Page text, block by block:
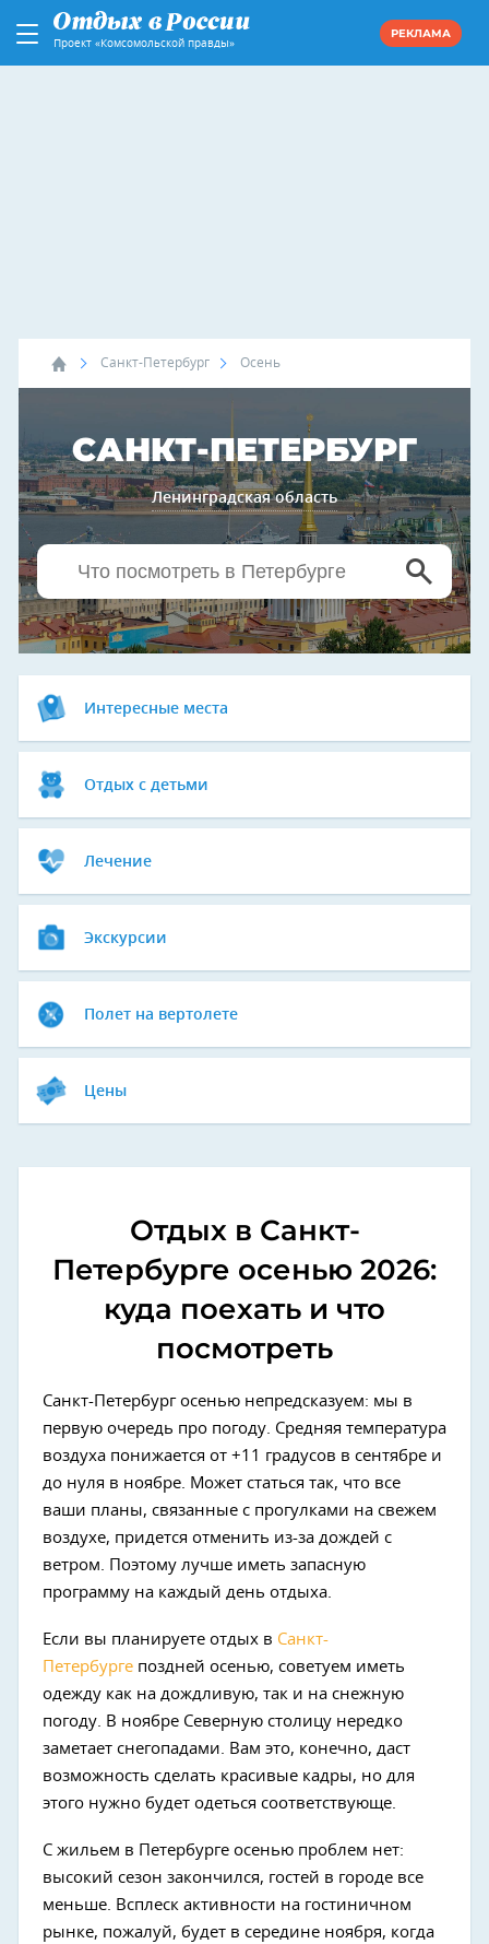
Проект «Комсомольской правды»
РЕКЛАМА
Санкт-Петербург Осень
САНКТ-ПЕТЕРБУРГ
Ленинградская область
Интересные места
Отдых с детьми
Лечение
Экскурсии
Полет на вертолете
Цены
Отдых в Санкт-
Петербурге осенью 2026:
куда поехать и что
посмотреть
Санкт-Петербург осенью непредсказуем: мы в
первую очередь про погоду. Средняя температура
воздуха понижается от +11 градусов в сентябре и
до нуля в ноябре. Может статься так, что все
ваши планы, связанные с прогулками на свежем
воздухе, придется отменить из-за дождей с
ветром. Поэтому лучше иметь запасную
программу на каждый день отдыха.
Если вы планируете отдых в Санкт-
Петербурге поздней осенью, советуем иметь
одежду как на дождливую, так и на снежную
погоду. В ноябре Северную столицу нередко
заметает снегопадами. Вам это, конечно, даст
возможность сделать красивые кадры, но для
этого нужно будет одеться соответствующе.
С жильем в Петербурге осенью проблем нет:
высокий сезон закончился, гостей в городе все
меньше. Всплеск активности на гостиничном
рынке, пожалуй, будет в середине ноября, когда